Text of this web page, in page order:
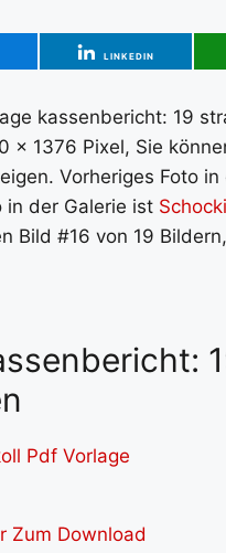
LINKEDIN
kassenbericht: 19
x 1376 Pixel, Sie
Vorheriges Foto
in der Galerie ist
Bild #16 von 19